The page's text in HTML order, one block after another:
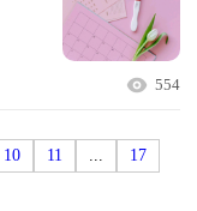
554
10 11 ... 17